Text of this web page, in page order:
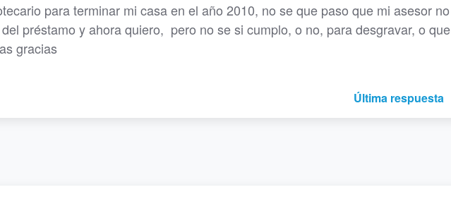
para terminar mi casa en el año 2010, no se que paso que mi asesor no
préstamo y ahora quiero, pero no se si cumplo, o no, para desgravar, o que
gracias
Última respuesta